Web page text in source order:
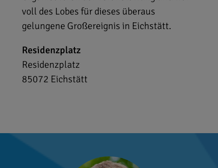
voll des Lobes für dieses überaus
gelungene Großereignis in Eichstätt.
Residenzplatz
Residenzplatz
85072 Eichstätt